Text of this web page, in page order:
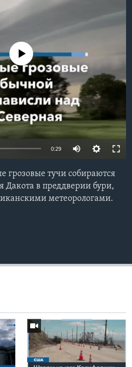
currently available
0:29
грозовые тучи собираются
Дакота в преддверии бури,
метеорологами.